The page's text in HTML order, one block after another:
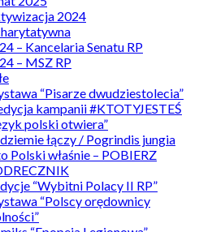
2024
– Kancelaria Senatu RP
– MSZ RP
“Pisarze dwudziestolecia”
kampanii #KTOTYJESTEŚ
polski otwiera”
łączy / Pogrindis jungia
Polski właśnie – POBIERZ
“Wybitni Polacy II RP”
“Polscy orędownicy